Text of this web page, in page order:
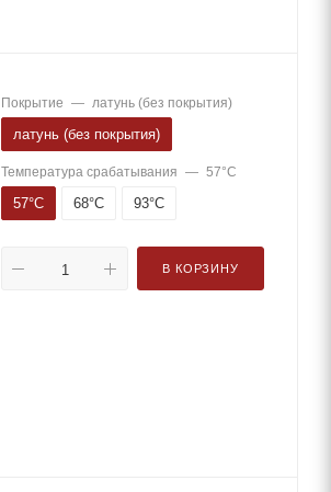
Покрытие — латунь (без покрытия)
латунь (без покрытия)
Температура срабатывания — 57°С
57°С 68°С 93°С
В КОРЗИНУ